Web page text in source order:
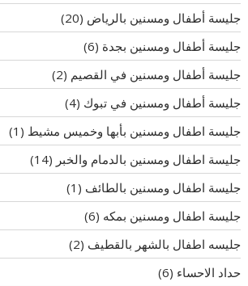
جليسة أطفال ومسنين بالرياض (20)
جليسة أطفال ومسنين بجدة (6)
جليسة أطفال ومسنين في القصيم (2)
جليسة أطفال ومسنين في تبوك (4)
جليسة اطفال ومسنين بأبها وخميس مشيط (1)
جليسة اطفال ومسنين بالدمام والخبر (14)
جليسة اطفال ومسنين بالطائف (1)
جليسة اطفال ومسنين بمكه (6)
جليسه اطفال بالشهر بالقطيف (2)
حداد الاحساء (6)